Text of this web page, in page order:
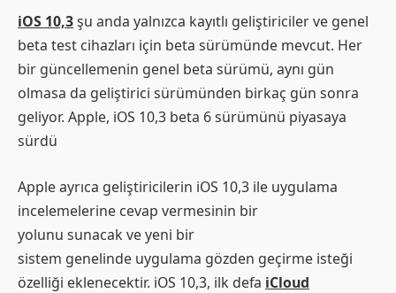
iOS 10,3şu anda yalnızca kayıtlı geliştiriciler ve genel
beta test cihazları için beta sürümünde mevcut. Her
bir güncellemenin genel beta sürümü, aynı gün
olmasa da geliştirici sürümünden birkaç gün sonra
geliyor. Apple, iOS 10,3 beta 6 sürümünü piyasaya
sürdü
Apple ayrıca geliştiricilerin iOS 10,3 ile uygulama
incelemelerine cevap vermesinin bir
yolunu sunacak ve yeni bir
sistem genelinde uygulama gözden geçirme isteği
özelliği eklenecektir. iOS 10,3, ilk defa iCloud